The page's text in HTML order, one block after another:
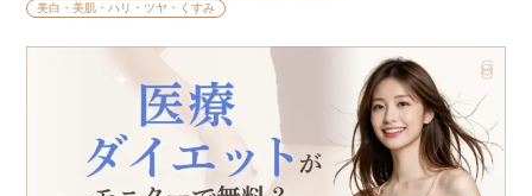
美白・美肌・ハリ・ツヤ・くすみ